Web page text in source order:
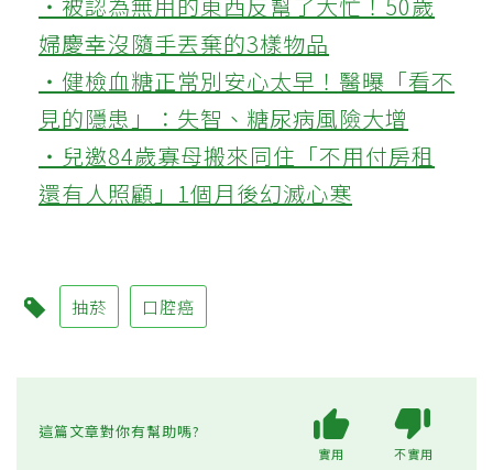
婦慶幸沒隨手丟棄的3樣物品
‧健檢血糖正常別安心太早！醫曝「看不
見的隱患」：失智、糖尿病風險大增
‧兒邀84歲寡母搬來同住「不用付房租
還有人照顧」1個月後幻滅心寒
抽菸 口腔癌
這篇文章對你有幫助嗎?
實用 不實用